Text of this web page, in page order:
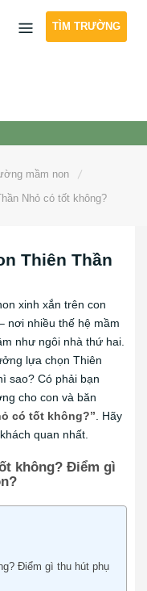
TÌM TRƯỜNG
mầm non
Nhỏ có tốt không?
Thiên Thần
xinh xắn trên con
nơi nhiều thế hệ mầm
như ngôi nhà thứ hai.
lựa chọn Thiên
sao? Có phải bạn
cho con và băn
có tốt không?” . Hãy
quan nhất.
không? Điểm gì
Điểm gì thu hút phụ